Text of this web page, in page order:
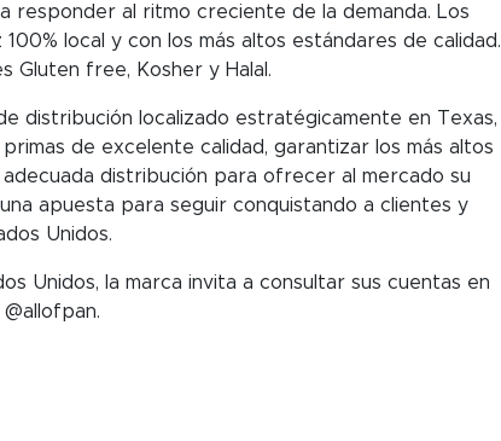
responder al ritmo creciente de la demanda. Los
local y con los más altos estándares de calidad.
Gluten free, Kosher y Halal.
distribución localizado estratégicamente en Texas,
de excelente calidad, garantizar los más altos
distribución para ofrecer al mercado su
apuesta para seguir conquistando a clientes y
Unidos.
Unidos, la marca invita a consultar sus cuentas en